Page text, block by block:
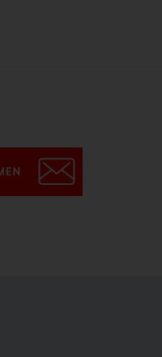
erste Service-